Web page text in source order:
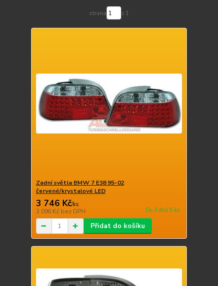
strana z 1
Zadní světla BMW 7 E38 95-02
červené/krystalové LED
3 746 Kč/ks
3 096 Kč bez DPH Do 3 dnů 5 ks
Přidat do košíku